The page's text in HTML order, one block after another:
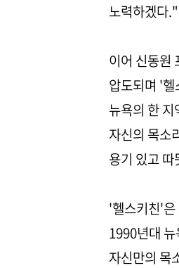
노력하겠다
이어 신동원
압도되며 '
뉴욕의 한
자신의 목소
용기 있고
'헬스키친'은
1990년대
자신만의